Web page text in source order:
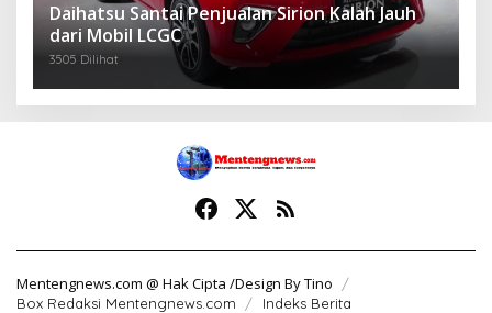
Daihatsu Santai Penjualan Sirion Kalah Jauh
dari Mobil LCGC
3505 Dilihat
Mentengnews.com @ Hak Cipta /Design By Tino
Box Redaksi Mentengnews.com Indeks Berita